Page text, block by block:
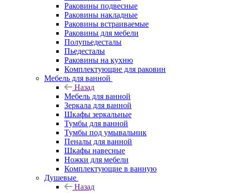
Раковины подвесные
Раковины накладные
Раковины встраиваемые
Раковины для мебели
Полупьедесталы
Пьедесталы
Раковины на кухню
Комплектующие для раковин
Мебель для ванной
Назад
Мебель для ванной
Зеркала для ванной
Шкафы зеркальные
Тумбы для ванной
Тумбы под умывальник
Пеналы для ванной
Шкафы навесные
Ножки для мебели
Комплектующие в ванную
Душевые
Назад